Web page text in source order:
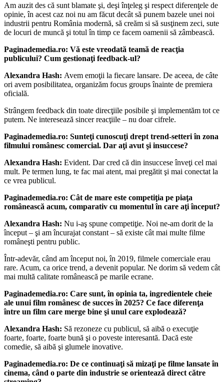
Am auzit des că sunt blamate şi, deşi înţeleg şi respect diferenţele de
opinie, în acest caz noi nu am făcut decât să punem bazele unei noi
industrii pentru România modernă, să creăm si să susţinem zeci, sute
de locuri de muncă şi totul în timp ce facem oamenii să zâmbească.
Paginademedia.ro: Vă este vreodată teamă de reacţia
publicului? Cum gestionaţi feedback-ul?
Alexandra Hash: Avem emoţii la fiecare lansare. De aceea, de câte
ori avem posibilitatea, organizăm focus groups înainte de premiera
oficială.
Strângem feedback din toate direcţiile posibile şi implementăm tot ce
putem. Ne interesează sincer reacţiile – nu doar cifrele.
Paginademedia.ro: Sunteţi cunoscuţi drept trend-setteri în zona
filmului românesc comercial. Dar aţi avut şi insuccese?
Alexandra Hash: Evident. Dar cred că din insuccese înveţi cel mai
mult. Pe termen lung, te fac mai atent, mai pregătit şi mai conectat la
ce vrea publicul.
Paginademedia.ro: Cât de mare este competiţia pe piaţa
românească acum, comparativ cu momentul în care aţi început?
Alexandra Hash: Nu i-aş spune competiţie. Noi ne-am dorit de la
început – şi am încurajat constant – să existe cât mai multe filme
româneşti pentru public.
Într-adevăr, când am început noi, în 2019, filmele comerciale erau
rare. Acum, ca orice trend, a devenit popular. Ne dorim să vedem cât
mai multă calitate românească pe marile ecrane.
Paginademedia.ro: Care sunt, în opinia ta, ingredientele cheie
ale unui film românesc de succes în 2025? Ce face diferenţa
între un film care merge bine şi unul care explodează?
Alexandra Hash: Să rezoneze cu publicul, să aibă o execuţie
foarte, foarte, foarte bună şi o poveste interesantă. Dacă este
comedie, să aibă şi glumele inovative.
Paginademedia.ro: De ce continuaţi să mizaţi pe filme lansate în
cinema, când o parte din industrie se orientează direct către